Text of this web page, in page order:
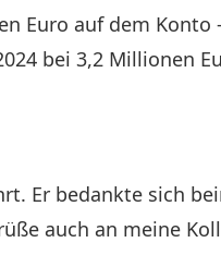
Euro auf dem
bei 3,2 Millionen
Er bedankte sich
auch an meine